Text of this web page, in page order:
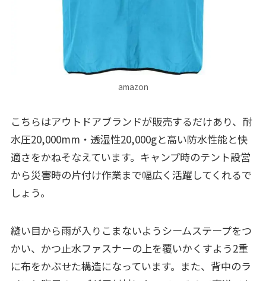
amazon
こちらはアウトドアブランドが販売するだけあり、耐
水圧20,000mm・透湿性20,000gと高い防水性能と快
適さをかねそなえています。キャンプ時のテント設営
から災害時の片付け作業まで幅広く活躍してくれるで
しょう。
縫い目から雨が入りこまないようシームステープをつ
かい、かつ止水ファスナーの上を覆いかくすよう2重
に布をかぶせた構造になっています。また、背中のラ